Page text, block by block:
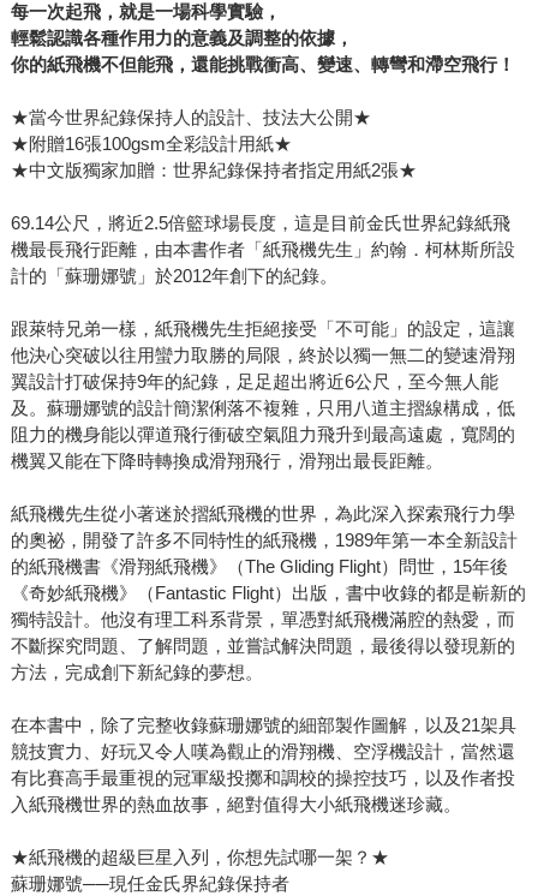
每一次起飛，就是一場科學實驗，
輕鬆認識各種作用力的意義及調整的依據，
你的紙飛機不但能飛，還能挑戰衝高、變速、轉彎和滯空飛行！
★當今世界紀錄保持人的設計、技法大公開★
★附贈16張100gsm全彩設計用紙★
★中文版獨家加贈：世界紀錄保持者指定用紙2張★
69.14公尺，將近2.5倍籃球場長度，這是目前金氏世界紀錄紙飛
機最長飛行距離，由本書作者「紙飛機先生」約翰．柯林斯所設
計的「蘇珊娜號」於2012年創下的紀錄。
跟萊特兄弟一樣，紙飛機先生拒絕接受「不可能」的設定，這讓
他決心突破以往用蠻力取勝的局限，終於以獨一無二的變速滑翔
翼設計打破保持9年的紀錄，足足超出將近6公尺，至今無人能
及。蘇珊娜號的設計簡潔俐落不複雜，只用八道主摺線構成，低
阻力的機身能以彈道飛行衝破空氣阻力飛升到最高遠處，寬闊的
機翼又能在下降時轉換成滑翔飛行，滑翔出最長距離。
紙飛機先生從小著迷於摺紙飛機的世界，為此深入探索飛行力學
的奧祕，開發了許多不同特性的紙飛機，1989年第一本全新設計
的紙飛機書《滑翔紙飛機》（The Gliding Flight）問世，15年後
《奇妙紙飛機》（Fantastic Flight）出版，書中收錄的都是嶄新的
獨特設計。他沒有理工科系背景，單憑對紙飛機滿腔的熱愛，而
不斷探究問題、了解問題，並嘗試解決問題，最後得以發現新的
方法，完成創下新紀錄的夢想。
在本書中，除了完整收錄蘇珊娜號的細部製作圖解，以及21架具
競技實力、好玩又令人嘆為觀止的滑翔機、空浮機設計，當然還
有比賽高手最重視的冠軍級投擲和調校的操控技巧，以及作者投
入紙飛機世界的熱血故事，絕對值得大小紙飛機迷珍藏。
★紙飛機的超級巨星入列，你想先試哪一架？★
蘇珊娜號──現任金氏界紀錄保持者